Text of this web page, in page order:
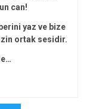
can!
yaz ve bize
ortak sesidir.